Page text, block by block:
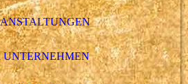
UNTERNEHMEN